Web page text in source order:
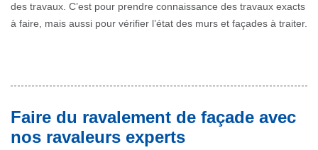
des travaux. C’est pour prendre connaissance des travaux exacts
à faire, mais aussi pour vérifier l’état des murs et façades à traiter.
Faire du ravalement de façade avec
nos ravaleurs experts